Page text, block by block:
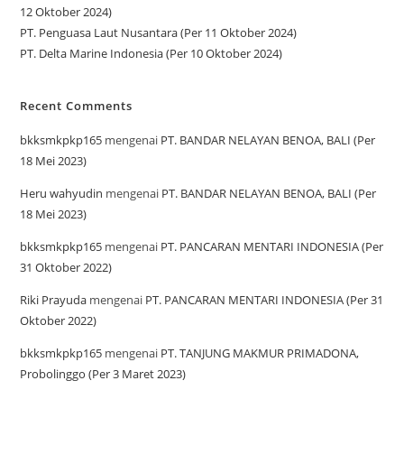
12 Oktober 2024)
PT. Penguasa Laut Nusantara (Per 11 Oktober 2024)
PT. Delta Marine Indonesia (Per 10 Oktober 2024)
Recent Comments
bkksmkpkp165 mengenai PT. BANDAR NELAYAN BENOA, BALI (Per
18 Mei 2023)
Heru wahyudin mengenai PT. BANDAR NELAYAN BENOA, BALI (Per
18 Mei 2023)
bkksmkpkp165 mengenai PT. PANCARAN MENTARI INDONESIA (Per
31 Oktober 2022)
Riki Prayuda mengenai PT. PANCARAN MENTARI INDONESIA (Per 31
Oktober 2022)
bkksmkpkp165 mengenai PT. TANJUNG MAKMUR PRIMADONA,
Probolinggo (Per 3 Maret 2023)